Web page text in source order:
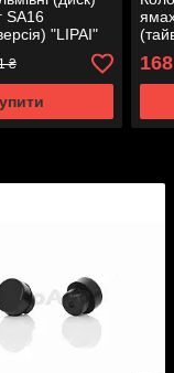
SA16
"LIPAI"
₴ 168